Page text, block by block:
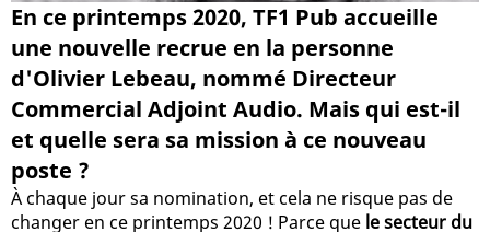
En ce printemps 2020, TF1 Pub accueille
une nouvelle recrue en la personne
d'Olivier Lebeau, nommé Directeur
Commercial Adjoint Audio. Mais qui est-il
et quelle sera sa mission à ce nouveau
poste ?
À chaque jour sa nomination, et cela ne risque pas de
changer en ce printemps 2020 ! Parce que le secteur du